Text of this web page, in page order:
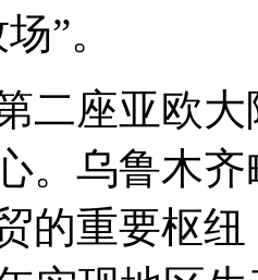
”。
二座亚欧
。乌鲁木
的重要枢